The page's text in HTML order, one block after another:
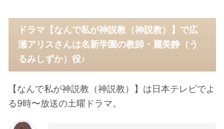
ドラマ【なんで私が神説教（神説教）】で広
瀬アリスさんは名新学園の教師・麗美静（う
るみしずか）役♪
【なんで私が神説教（神説教）】は日本テレビでよ
る9時〜放送の土曜ドラマ。